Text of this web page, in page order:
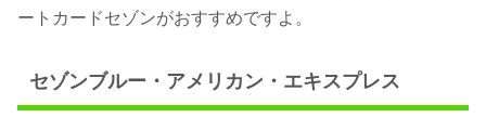
ートカードセゾンがおすすめですよ。
セゾンブルー・アメリカン・エキスプレス